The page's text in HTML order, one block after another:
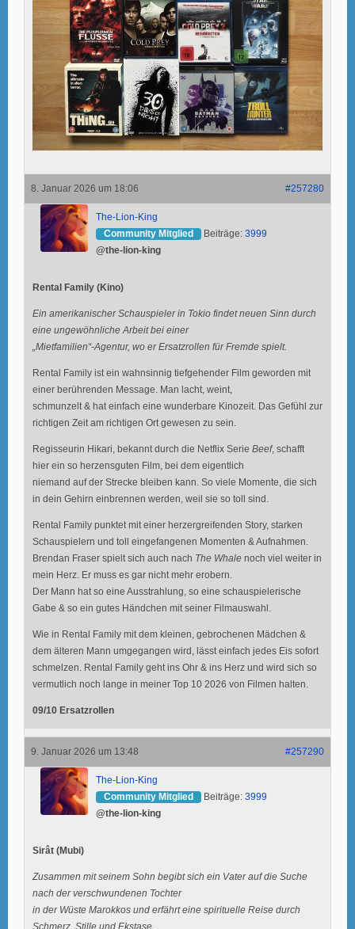
8. Januar 2026 um 18:06 #257280
The-Lion-King
Community Mitglied
Beiträge: 3999
@the-lion-king
Rental Family (Kino)
Ein amerikanischer Schauspieler in Tokio findet neuen Sinn durch
eine ungewöhnliche Arbeit bei einer
„Mietfamilien“-Agentur, wo er Ersatzrollen für Fremde spielt.
Rental Family ist ein wahnsinnig tiefgehender Film geworden mit
einer berührenden Message. Man lacht, weint,
schmunzelt & hat einfach eine wunderbare Kinozeit. Das Gefühl zur
richtigen Zeit am richtigen Ort gewesen zu sein.
Regisseurin Hikari, bekannt durch die Netflix Serie Beef, schafft
hier ein so herzensguten Film, bei dem eigentlich
niemand auf der Strecke bleiben kann. So viele Momente, die sich
in dein Gehirn einbrennen werden, weil sie so toll sind.
Rental Family punktet mit einer herzergreifenden Story, starken
Schauspielern und toll eingefangenen Momenten & Aufnahmen.
Brendan Fraser spielt sich auch nach The Whale noch viel weiter in
mein Herz. Er muss es gar nicht mehr erobern.
Der Mann hat so eine Ausstrahlung, so eine schauspielerische
Gabe & so ein gutes Händchen mit seiner Filmauswahl.
Wie in Rental Family mit dem kleinen, gebrochenen Mädchen &
dem älteren Mann umgegangen wird, lässt einfach jedes Eis sofort
schmelzen. Rental Family geht ins Ohr & ins Herz und wird sich so
vermutlich noch lange in meiner Top 10 2026 von Filmen halten.
09/10 Ersatzrollen
9. Januar 2026 um 13:48 #257290
The-Lion-King
Community Mitglied
Beiträge: 3999
@the-lion-king
Sirât (Mubi)
Zusammen mit seinem Sohn begibt sich ein Vater auf die Suche
nach der verschwundenen Tochter
in der Wüste Marokkos und erfährt eine spirituelle Reise durch
Schmerz, Stille und Ekstase.